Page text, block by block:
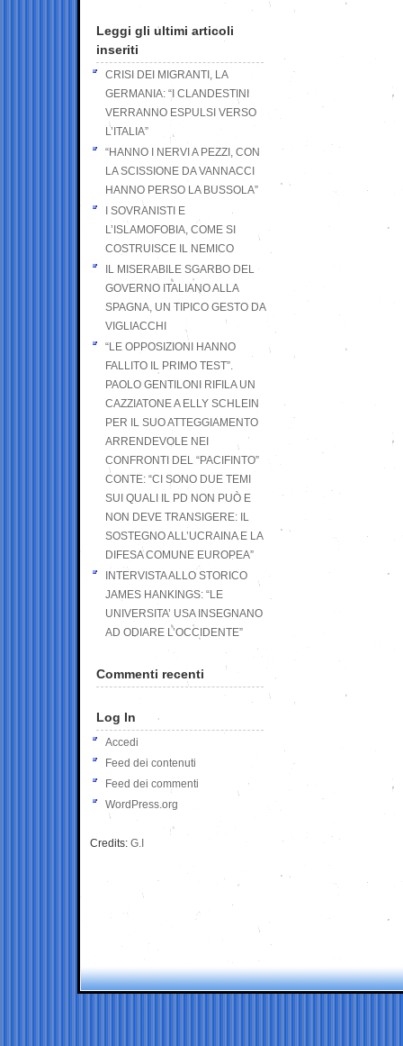
Leggi gli ultimi articoli
inseriti
CRISI DEI MIGRANTI, LA
GERMANIA: “I CLANDESTINI
VERRANNO ESPULSI VERSO
L’ITALIA”
“HANNO I NERVI A PEZZI, CON
LA SCISSIONE DA VANNACCI
HANNO PERSO LA BUSSOLA”
I SOVRANISTI E
L’ISLAMOFOBIA, COME SI
COSTRUISCE IL NEMICO
IL MISERABILE SGARBO DEL
GOVERNO ITALIANO ALLA
SPAGNA, UN TIPICO GESTO DA
VIGLIACCHI
“LE OPPOSIZIONI HANNO
FALLITO IL PRIMO TEST”.
PAOLO GENTILONI RIFILA UN
CAZZIATONE A ELLY SCHLEIN
PER IL SUO ATTEGGIAMENTO
ARRENDEVOLE NEI
CONFRONTI DEL “PACIFINTO”
CONTE: “CI SONO DUE TEMI
SUI QUALI IL PD NON PUÒ E
NON DEVE TRANSIGERE: IL
SOSTEGNO ALL’UCRAINA E LA
DIFESA COMUNE EUROPEA”
INTERVISTA ALLO STORICO
JAMES HANKINGS: “LE
UNIVERSITA’ USA INSEGNANO
AD ODIARE L’OCCIDENTE”
Commenti recenti
Log In
Accedi
Feed dei contenuti
Feed dei commenti
WordPress.org
Credits: G.I